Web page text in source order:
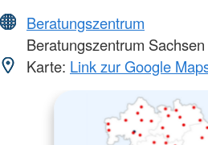
Beratungszentrum
Beratungszentrum
Karte: Link zur Google